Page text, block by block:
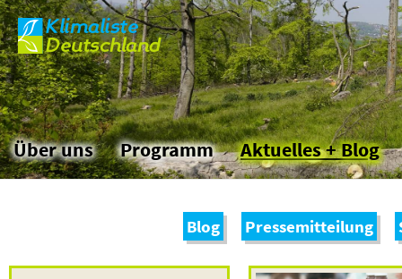
Skip
to
the
content
Klimaliste
Deutschland
Über uns Programm Aktuelles + Blog
Blog Pressemitteilung